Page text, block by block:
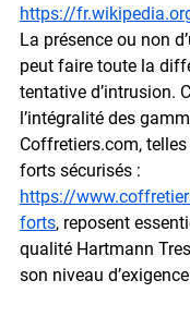
https://
La présence ou non
peut faire toute la
tentative d’intrusion.
l’intégralité des
Coffretiers.com,
forts sécurisés :
https://
forts, reposent
qualité Hartmann
son niveau